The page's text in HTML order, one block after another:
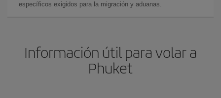
específicos exigidos para la migración y aduanas.
Información útil para volar a
Phuket